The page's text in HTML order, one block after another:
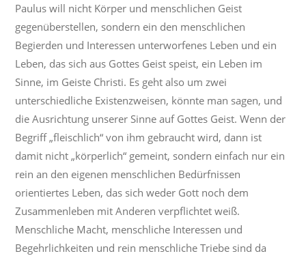
Paulus will nicht Körper und menschlichen Geist
gegenüberstellen, sondern ein den menschlichen
Begierden und Interessen unterworfenes Leben und ein
Leben, das sich aus Gottes Geist speist, ein Leben im
Sinne, im Geiste Christi. Es geht also um zwei
unterschiedliche Existenzweisen, könnte man sagen, und
die Ausrichtung unserer Sinne auf Gottes Geist. Wenn der
Begriff „fleischlich“ von ihm gebraucht wird, dann ist
damit nicht „körperlich“ gemeint, sondern einfach nur ein
rein an den eigenen menschlichen Bedürfnissen
orientiertes Leben, das sich weder Gott noch dem
Zusammenleben mit Anderen verpflichtet weiß.
Menschliche Macht, menschliche Interessen und
Begehrlichkeiten und rein menschliche Triebe sind da